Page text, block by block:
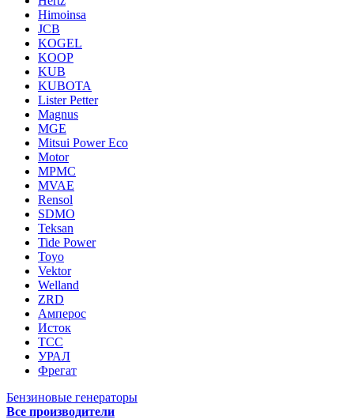
Himoinsa
JCB
KOGEL
KOOP
KUB
KUBOTA
Lister Petter
Magnus
MGE
Mitsui Power Eco
Motor
MPMC
MVAE
Rensol
SDMO
Teksan
Tide Power
Toyo
Vektor
Welland
ZRD
Амперос
Исток
ТСС
УРАЛ
Фрегат
Бензиновые генераторы
Все производители